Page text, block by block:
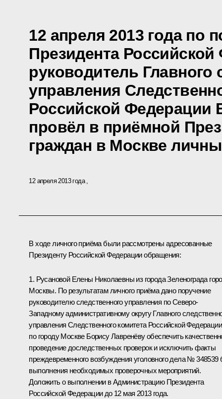
12 апреля 2013 года по
Президента
руководитель Главного
управления
Российской Федерации
провёл в приёмной
граждан в Москве
12 апреля 2013 года
В ходе личного приёма были рассмотрены адресованные
Президенту Российской Федерации обращения:
1. Русановой Елены Николаевны из города Зеленограда
Москвы. По результатам личного приёма дано поручение
руководителю следственного управления по Северо-
Западному административному округу Главного
управления Следственного комитета Российской Федерации
по городу Москве Борису Лавренёву обеспечить
проведение доследственных проверок и исключить факты
преждевременного возбуждения уголовного дела № 348539
выполнения необходимых проверочных мероприятий.
Доложить о выполнении в Администрацию Президента
Российской Федерации до 12 мая 2013 года.